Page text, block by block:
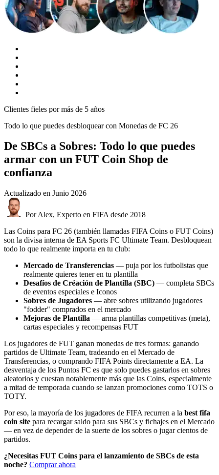
Clientes fieles por más de 5 años
Todo lo que puedes desbloquear con Monedas de FC 26
De SBCs a Sobres: Todo lo que puedes
armar con un FUT Coin Shop de
confianza
Actualizado en Junio 2026
Por Alex, Experto en FIFA desde 2018
Las Coins para FC 26 (también llamadas FIFA Coins o FUT Coins)
son la divisa interna de EA Sports FC Ultimate Team. Desbloquean
todo lo que realmente importa en tu club:
Mercado de Transferencias — puja por los futbolistas que
realmente quieres tener en tu plantilla
Desafíos de Créación de Plantilla (SBC) — completa SBCs
de eventos especiales e Iconos
Sobres de Jugadores — abre sobres utilizando jugadores
"fodder" comprados en el mercado
Mejoras de Plantilla — arma plantillas competitivas (meta),
cartas especiales y recompensas FUT
Los jugadores de FUT ganan monedas de tres formas: ganando
partidos de Ultimate Team, tradeando en el Mercado de
Transferencias, o comprando FIFA Points directamente a EA. La
desventaja de los Puntos FC es que solo puedes gastarlos en sobres
aleatorios y cuestan notablemente más que las Coins, especialmente
a mitad de temporada cuando se lanzan promociones como TOTS o
TOTY.
Por eso, la mayoría de los jugadores de FIFA recurren a la best fifa
coin site para recargar saldo para sus SBCs y fichajes en el Mercado
— en vez de depender de la suerte de los sobres o jugar cientos de
partidos.
¿Necesitas FUT Coins para el lanzamiento de SBCs de esta
noche? Comprar ahora